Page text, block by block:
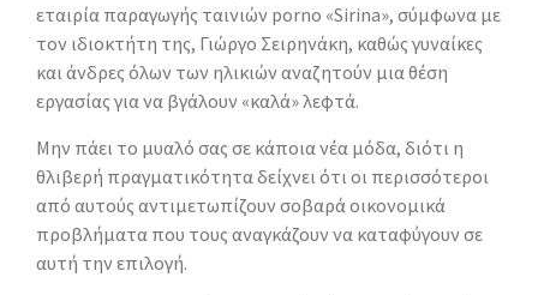
εταιρία παραγωγής ταινιών porno «Sirina», σύμφωνα με
τον ιδιοκτήτη της, Γιώργο Σειρηνάκη, καθώς γυναίκες
και άνδρες όλων των ηλικιών αναζητούν μια θέση
εργασίας για να βγάλουν «καλά» λεφτά.
Μην πάει το μυαλό σας σε κάποια νέα μόδα, διότι η
θλιβερή πραγματικότητα δείχνει ότι οι περισσότεροι
από αυτούς αντιμετωπίζουν σοβαρά οικονομικά
προβλήματα που τους αναγκάζουν να καταφύγουν σε
αυτή την επιλογή.